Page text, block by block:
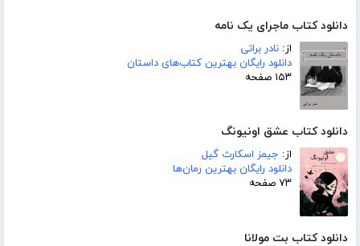
دانلود کتاب ماجرای یک نامه
از: نادر براتی
دانلود رایگان بهترین کتاب‌های داستان
۱۵۳ صفحه
دانلود کتاب عشق اونیونگ
از: جیمز اسکارث گیل
دانلود رایگان بهترین رمان‌ها
۷۳ صفحه
دانلود کتاب بت مولانا